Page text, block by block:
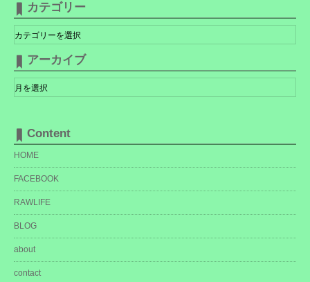
カテゴリー
テ
ゴ
リ
ー
アーカイブ
ー
カ
Content
HOME
FACEBOOK
RAWLIFE
BLOG
about
contact